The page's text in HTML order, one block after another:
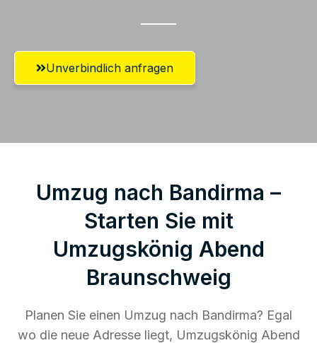
Unverbindlich anfragen
Umzug nach Bandirma –
Starten Sie mit
Umzugskönig Abend
Braunschweig
Planen Sie einen Umzug nach Bandirma? Egal
wo die neue Adresse liegt, Umzugskönig Abend